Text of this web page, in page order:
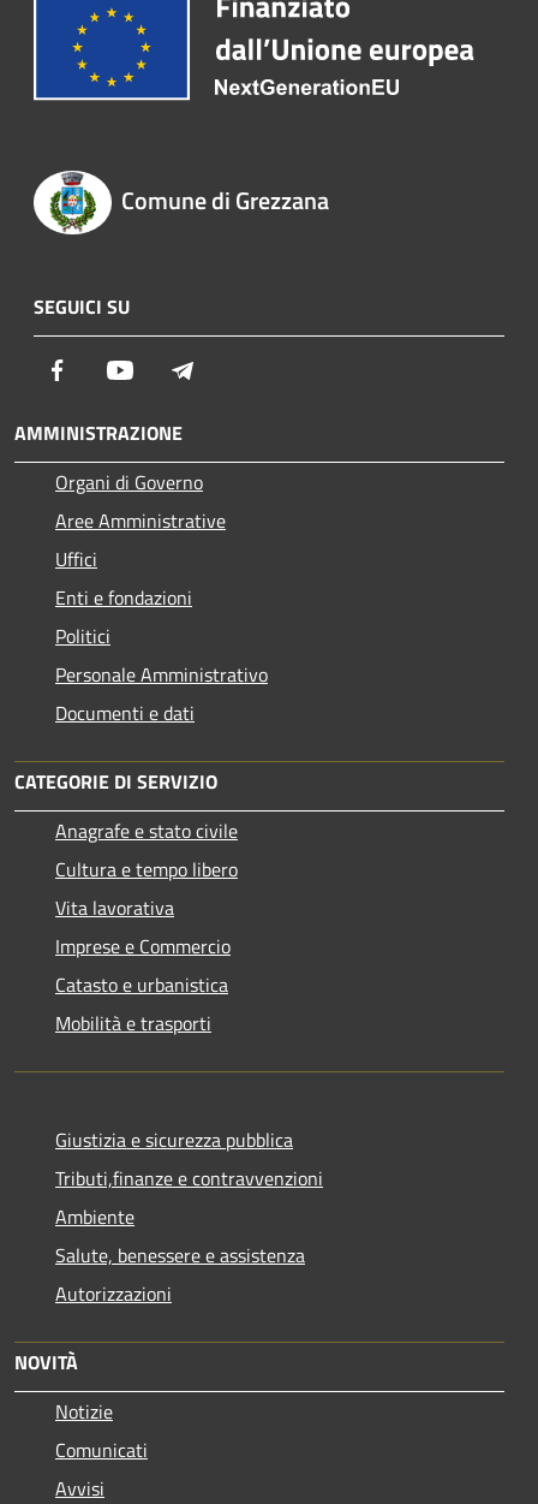
Comune di Grezzana
SEGUICI SU
Facebook Youtube
AMMINISTRAZIONE
Organi di Governo
Aree Amministrative
Uffici
Enti e fondazioni
Politici
Personale Amministrativo
Documenti e dati
CATEGORIE DI SERVIZIO
Anagrafe e stato civile
Cultura e tempo libero
Vita lavorativa
Imprese e Commercio
Catasto e urbanistica
Mobilità e trasporti
Giustizia e sicurezza pubblica
Tributi,finanze e contravvenzioni
Ambiente
Salute, benessere e assistenza
Autorizzazioni
NOVITÀ
Notizie
Comunicati
Avvisi